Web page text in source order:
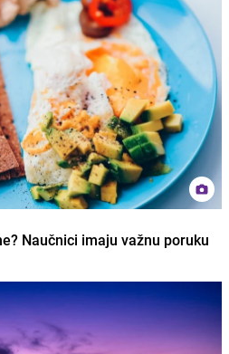
Naučnici imaju važnu poruku